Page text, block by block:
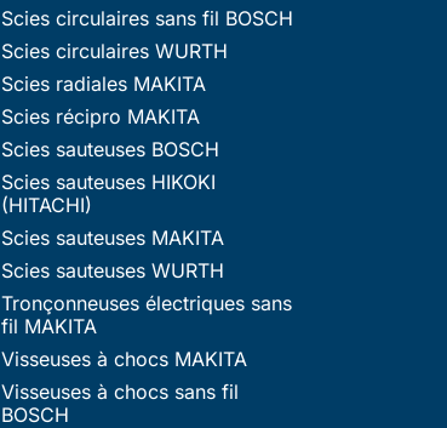
Scies circulaires sans fil BOSCH
Scies circulaires WURTH
Scies radiales MAKITA
Scies récipro MAKITA
Scies sauteuses BOSCH
Scies sauteuses HIKOKI
(HITACHI)
Scies sauteuses MAKITA
Scies sauteuses WURTH
Tronçonneuses électriques sans
fil MAKITA
Visseuses à chocs MAKITA
Visseuses à chocs sans fil
BOSCH